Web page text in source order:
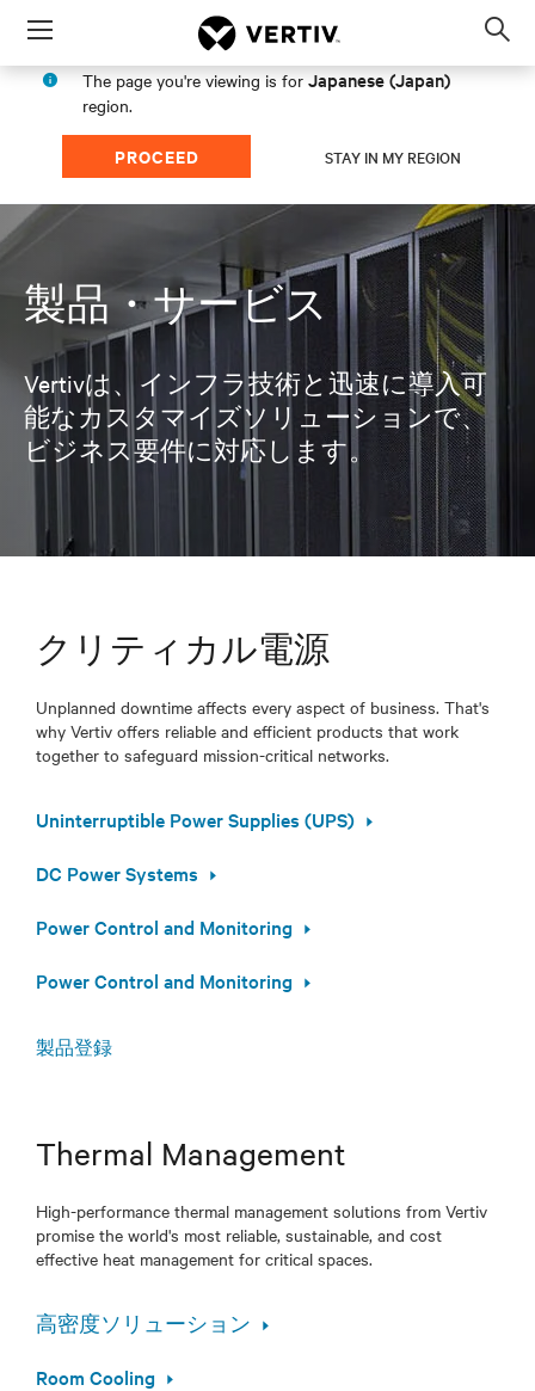
Menu
The page you're viewing is for Japanese (Japan)
region.
PROCEED STAY IN MY REGION
製品・サービス
Vertivは、インフラ技術と迅速に導入可
能なカスタマイズソリューションで、
ビジネス要件に対応します。
クリティカル電源
Unplanned downtime affects every aspect of business. That's
why Vertiv offers reliable and efficient products that work
together to safeguard mission-critical networks.
Uninterruptible Power Supplies (UPS)
DC Power Systems
Power Control and Monitoring
Power Control and Monitoring
製品登録
Thermal Management
High-performance thermal management solutions from Vertiv
promise the world's most reliable, sustainable, and cost
effective heat management for critical spaces.
高密度ソリューション
Room Cooling